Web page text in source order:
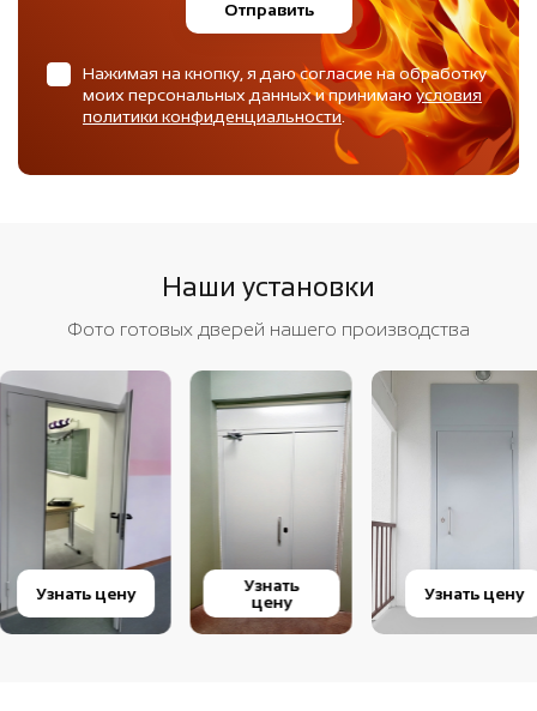
Отправить
Нажимая на кнопку, я даю согласие на обработку
моих персональных данных и принимаюусловия
политики конфиденциальности.
Наши установки
Фото готовых дверей нашего производства
Узнать цену
Узнать
цену
Узнать цену